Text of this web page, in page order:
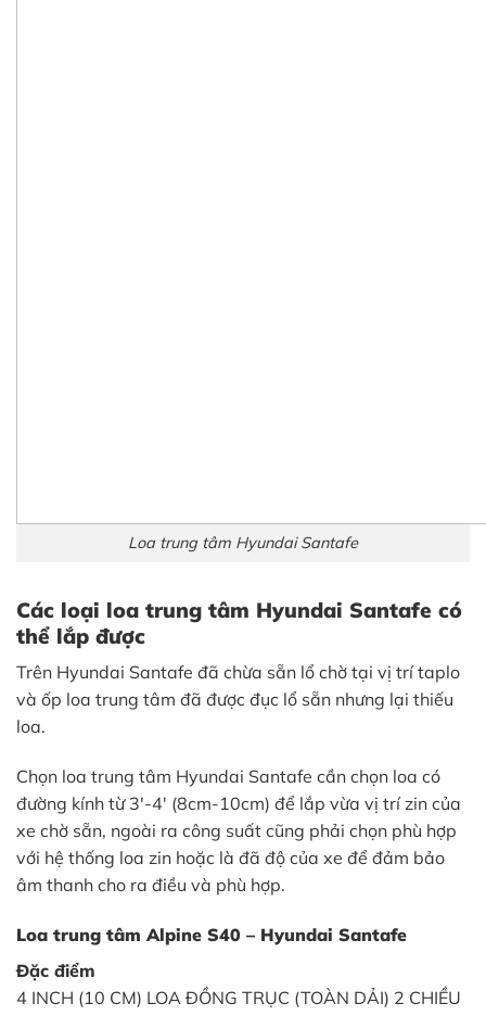
Loa trung tâm Hyundai Santafe
Các loại loa trung tâm Hyundai Santafe có
thể lắp được
Trên Hyundai Santafe đã chừa sẵn lổ chờ tại vị trí taplo
và ốp loa trung tâm đã được đục lổ sẵn nhưng lại thiếu
loa.
Chọn loa trung tâm Hyundai Santafe cần chọn loa có
đường kính từ 3′-4′ (8cm-10cm) để lắp vừa vị trí zin của
xe chờ sẵn, ngoài ra công suất cũng phải chọn phù hợp
với hệ thống loa zin hoặc là đã độ của xe để đảm bảo
âm thanh cho ra điều và phù hợp.
Loa trung tâm Alpine S40 – Hyundai Santafe
Đặc điểm
4 INCH (10 CM) LOA ĐỒNG TRỤC (TOÀN DẢI) 2 CHIỀU